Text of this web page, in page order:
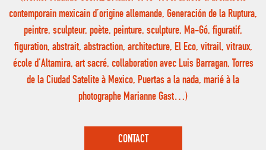
contemporain mexicain d’origine allemande, Generación de la Ruptura,
peintre, sculpteur, poète, peinture, sculpture, Ma-Gó, figuratif,
figuration, abstrait, abstraction, architecture, El Eco, vitrail, vitraux,
école d’Altamira, art sacré, collaboration avec Luis Barragan, Torres
de la Ciudad Satelite à Mexico, Puertas a la nada, marié à la
photographe Marianne Gast…)
CONTACT